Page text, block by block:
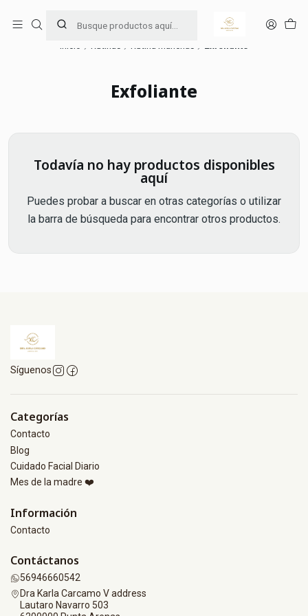
Exfoliante
Todavía no hay productos disponibles
aquí
Puedes probar a buscar en otras categorías o utilizar
la barra de búsqueda para encontrar otros productos.
Síguenos
Categorías
Contacto
Blog
Cuidado Facial Diario
Mes de la madre ❤️
Información
Contacto
Contáctanos
56946660542
Dra Karla Carcamo V address
Lautaro Navarro 503